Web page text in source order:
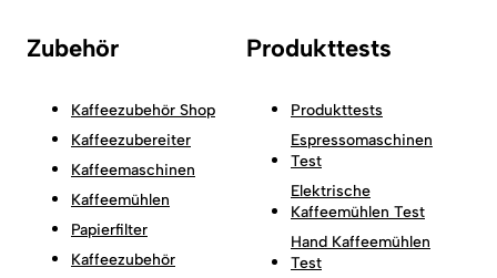
Zubehör
Kaffeezubehör Shop
Kaffeezubereiter
Kaffeemaschinen
Kaffeemühlen
Papierfilter
Kaffeezubehör
Produkttests
Produkttests
Espressomaschinen
Test
Elektrische
Kaffeemühlen Test
Hand Kaffeemühlen
Test